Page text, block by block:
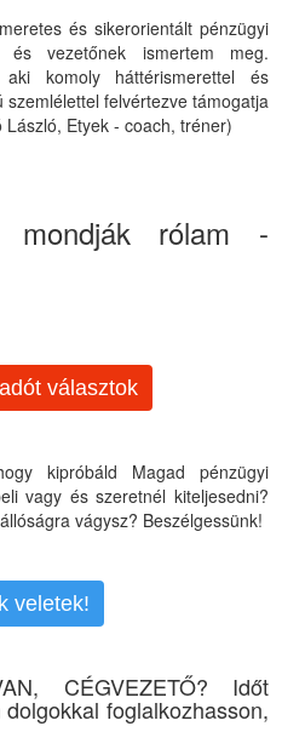
és sikerorientált pénzügyi
és vezetőnek ismertem meg.
komoly háttérismerettel és
szemlélettel felvértezve támogatja
Etyek - coach, tréner)
mondják rólam -
választok
kipróbáld Magad pénzügyi
vagy és szeretnél kiteljesedni?
vágysz? Beszélgessünk!
veletek!
CÉGVEZETŐ? Időt
foglalkozhasson,